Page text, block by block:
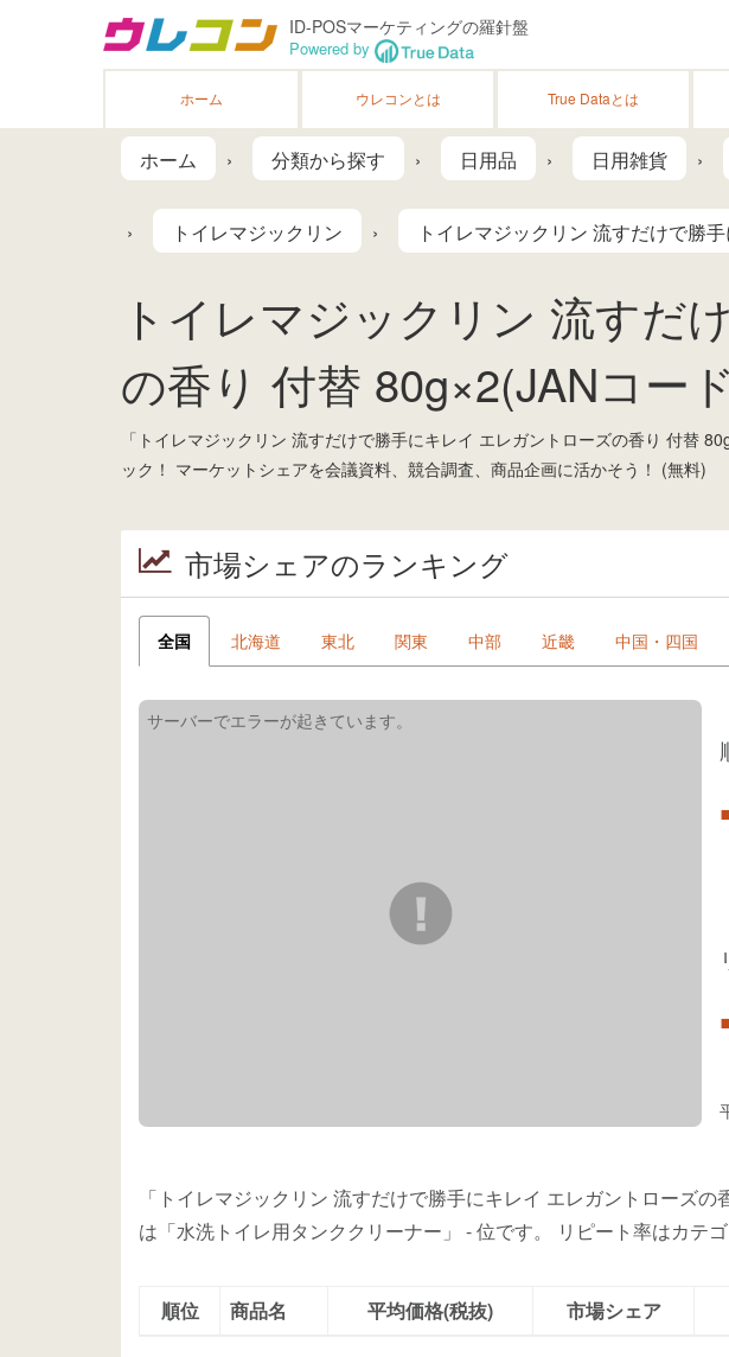
ID-POSマーケティングの羅針盤
Powered by
ホーム ウレコンとは True Dataとは
ホーム 分類から探す 日用品 日用雑貨
トイレマジックリン トイレマジックリン 流すだけで勝
トイレマジックリン 流すだ
の香り 付替 80g×2(JANコー
「トイレマジックリン 流すだけで勝手にキレイ エレガントローズの香り 付替
ック！ マーケットシェアを会議資料、競合調査、商品企画に活かそう！ (無料)
市場シェアのランキング
全国 北海道 東北 関東 中部 近畿 中国・四国
「トイレマジックリン 流すだけで勝手にキレイ エレガントローズ
は「水洗トイレ用タンククリーナー」 -位です。 リピート率はカテ
順位 商品名 平均価格(税抜) 市場シェア